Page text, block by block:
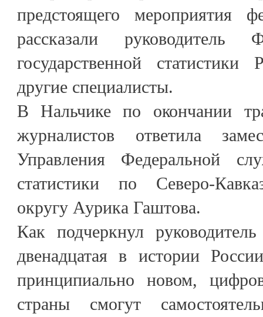
предстоящего мероприятия
рассказали руководитель
государственной
другие специалисты.
В Нальчике по окончании
журналистов ответила
Управления Федеральной
статистики по Северо-
округу Аурика Гаштова.
Как подчеркнул
двенадцатая в истории
принципиально новом,
страны смогут